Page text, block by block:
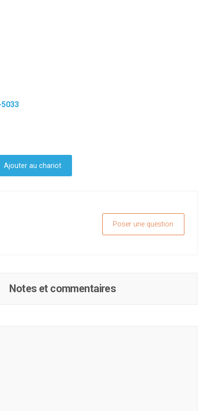
5033
Ajouter au chariot
Poser une question
Notes et commentaires